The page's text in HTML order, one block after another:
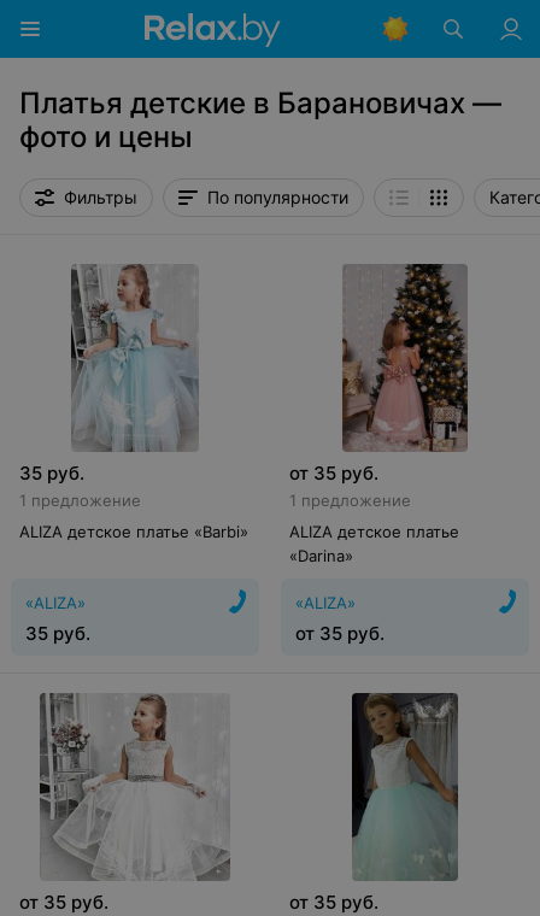
Платья детские в Барановичах —
фото и цены
Фильтры По популярности
35 руб.
1 предложение
ALIZA детское платье «Barbi»
«ALIZA»
35 руб.
от 35 руб.
1 предложение
ALIZA детское платье
«Darina»
«ALIZA»
от 35 руб.
от 35 руб. от 35 руб.